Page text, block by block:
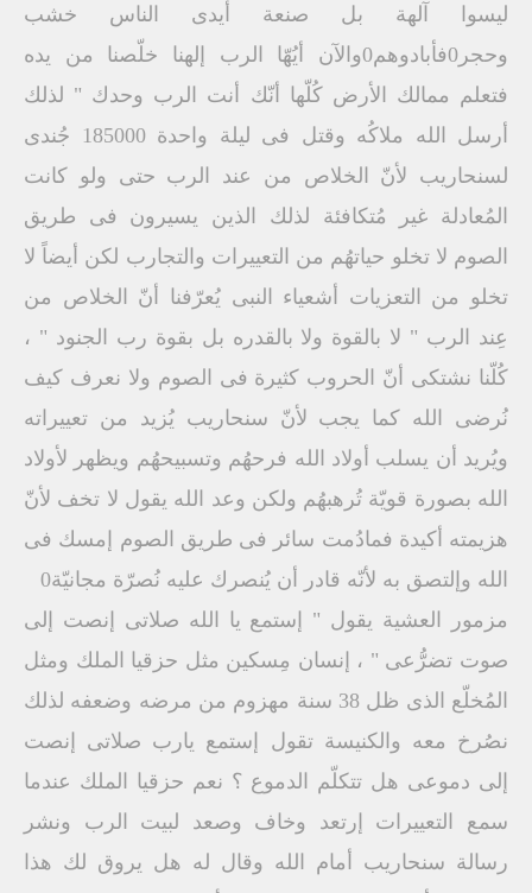
ليسوا آلهة بل صنعة أيدى الناس خشب
وحجر0فأبادوهم0والآن أيُهّا الرب إلهنا خلّصنا من يده
فتعلم ممالك الأرض كُلّها أنّك أنت الرب وحدك " لذلك
أرسل الله ملاكُه وقتل فى ليلة واحدة 185000 جُندى
لسنحاريب لأنّ الخلاص من عند الرب حتى ولو كانت
المُعادلة غير مُتكافئة لذلك الذين يسيرون فى طريق
الصوم لا تخلو حياتهُم من التعييرات والتجارب لكن أيضاً لا
تخلو من التعزيات أشعياء النبى يُعرّفنا أنّ الخلاص من
عِند الرب " لا بالقوة ولا بالقدره بل بقوة رب الجنود " ،
كُلّنا نشتكى أنّ الحروب كثيرة فى الصوم ولا نعرف كيف
نُرضى الله كما يجب لأنّ سنحاريب يُزيد من تعييراته
ويُريد أن يسلب أولاد الله فرحهُم وتسبيحهُم ويظهر لأولاد
الله بصورة قويّة تُرهبهُم ولكن وعد الله يقول لا تخف لأنّ
هزيمته أكيدة فمادُمت سائر فى طريق الصوم إمسك فى
الله وإلتصق به لأنّه قادر أن يُنصرك عليه نُصرّة مجانيّة0
مزمور العشية يقول " إستمع يا الله صلاتى إنصت إلى
صوت تضرُّعى " ، إنسان مِسكين مثل حزقيا الملك ومثل
المُخلّع الذى ظل 38 سنة مهزوم من مرضه وضعفه لذلك
نصُرخ معه والكنيسة تقول إستمع يارب صلاتى إنصت
إلى دموعى هل تتكلّم الدموع ؟ نعم حزقيا الملك عندما
سمع التعييرات إرتعد وخاف وصعد لبيت الرب ونشر
رسالة سنحاريب أمام الله وقال له هل يروق لك هذا